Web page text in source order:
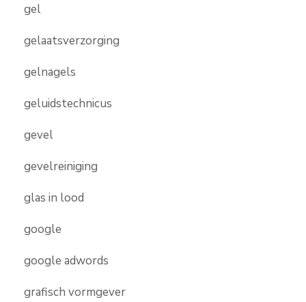
gel
gelaatsverzorging
gelnagels
geluidstechnicus
gevel
gevelreiniging
glas in lood
google
google adwords
grafisch vormgever